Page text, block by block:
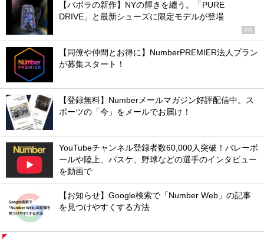
【バボラの新作】NYの輝きを纏う。「PURE
DRIVE」と最新シューズに限定モデルが登場
PR
【同僚や仲間とお得に】NumberPREMIER法人プラン
が募集スタート！
【登録無料】Numberメールマガジン好評配信中。ス
ポーツの「今」をメールでお届け！
YouTubeチャンネル登録者数60,000人突破！バレーボ
ールや陸上、バスケ、野球などの選手のインタビュー
を動画で
【お知らせ】Google検索で「Number Web」の記事
を見つけやすくする方法